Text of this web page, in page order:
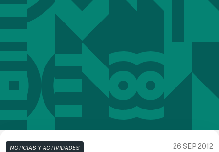
NOTICIAS Y ACTIVIDADES 26 SEP 2012